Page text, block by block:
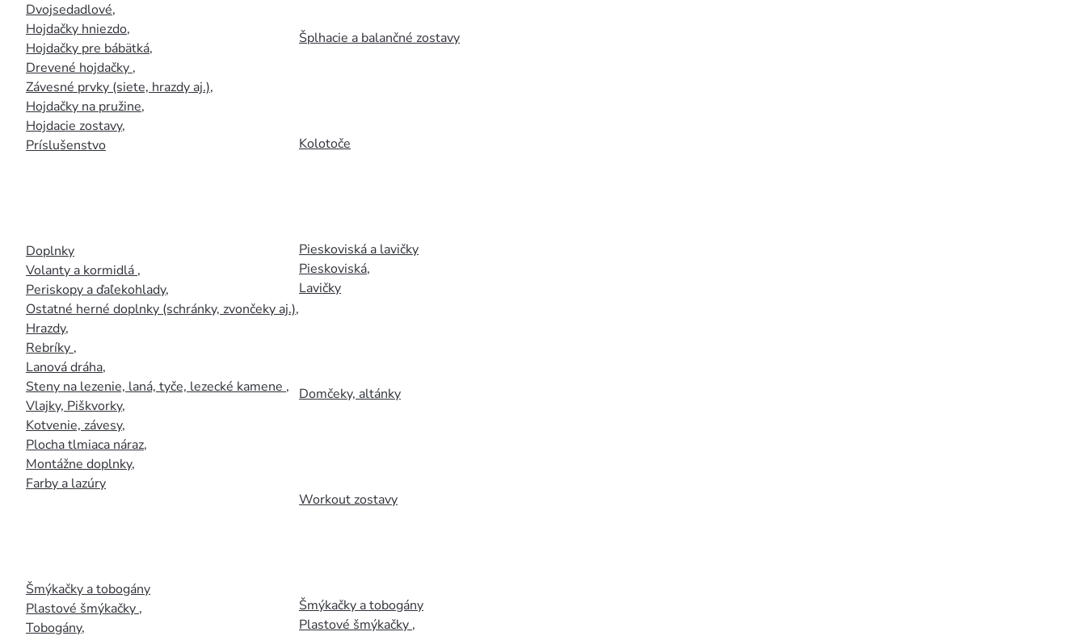
Dvojsedadlové,
Hojdačky hniezdo,
Hojdačky pre bábätká,
Drevené hojdačky ,
Závesné prvky (siete, hrazdy aj.),
Hojdačky na pružine,
Hojdacie zostavy,
Príslušenstvo
Doplnky
Volanty a kormidlá ,
Periskopy a ďaľekohlady,
Ostatné herné doplnky (schránky, zvončeky aj.),
Hrazdy,
Rebríky ,
Lanová dráha,
Steny na lezenie, laná, tyče, lezecké kamene ,
Vlajky, Piškvorky,
Kotvenie, závesy,
Plocha tlmiaca náraz,
Montážne doplnky,
Farby a lazúry
Šmýkačky a tobogány
Plastové šmýkačky ,
Tobogány,
Šplhacie a balančné zostavy
Kolotoče
Pieskoviská a lavičky
Pieskoviská,
Lavičky
Domčeky, altánky
Workout zostavy
Šmýkačky a tobogány
Plastové šmýkačky ,